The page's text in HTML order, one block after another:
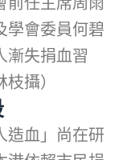
學會委員何碧
漸失捐血習
攝）
造血」尚在研